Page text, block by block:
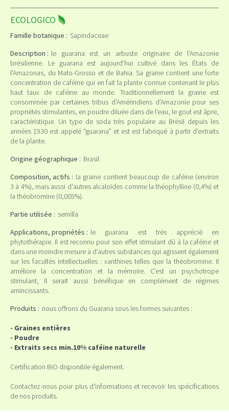
ECOLOGICO
Famille botanique : Sapindaceae
Description : le guarana est un arbuste originaire de l'Amazonie
brésilienne. Le guarana est aujourd’hui cultivé dans les États de
l'Amazonas, du Mato-Grosso et de Bahia. Sa graine contient une forte
concentration de caféine qui en fait la plante connue contenant le plus
haut taux de caféine au monde. Traditionnellement la graine est
consommée par certaines tribus d’Amérindiens d’Amazonie pour ses
propriétés stimulantes, en poudre diluée dans de l’eau, le gout est âpre,
caractéristique. Un type de soda très populaire au Brésil depuis les
années 1930 est appelé “guarana” et est est fabriqué à partir d'extraits
de la plante.
Origine géographique : Brasil
Composition, actifs : la graine contient beaucoup de caféine (environ
3 à 4%), mais aussi d'autres alcaloïdes comme la théophylline (0,4%) et
la théobromine (0,005%).
Partie utilisée : semilla
Applications, propriétés : le guarana est très apprécié en
phytothérapie. Il est reconnu pour son effet stimulant dû à la caféine et
dans une moindre mesure à d’autres substances qui agissent également
sur les facultés intellectuelles : xanthines telles que la théobromine. Il
améliore la concentration et la mémoire. C'est un psychotrope
stimulant, Il serait aussi bénéfique en complément de régimes
amincissants.
Produits : nous offrons du Guarana sous les formes suivantes :
- Graines entières
- Poudre
- Extraits secs min.10% caféine naturelle
Certification BIO disponible également.
Contactez-nous pour plus d'informations et recevoir les spécifications
de nos produits.